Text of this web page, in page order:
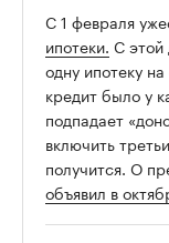
С 1 февраля
ипотеки. С
одну ипотеку
кредит было у
подпадает
включить
получится. О
объявил в